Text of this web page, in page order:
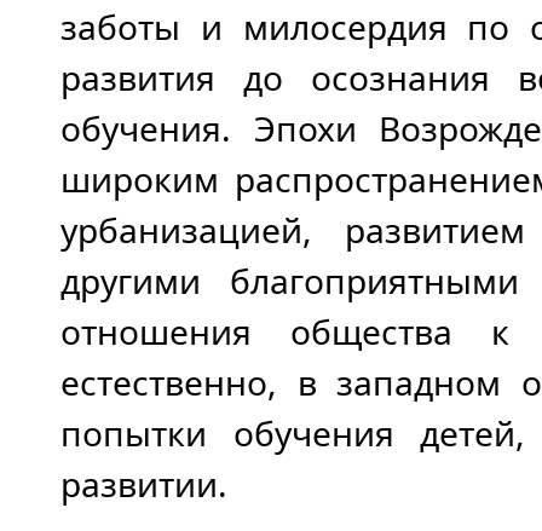
заботы и милосердия
развития до осознания
обучения. Эпохи
широким
урбанизацией,
другими
отношения общества
естественно, в
попытки обучения
развитии.